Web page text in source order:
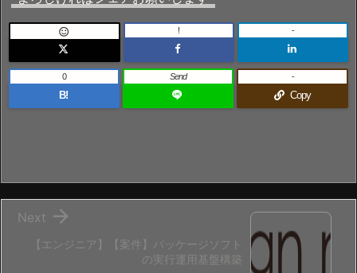
 ! -
B!
0 Send
Copy
-
【エンジニア】【案件】パッケージソフト
の実行運用基盤構築

Next